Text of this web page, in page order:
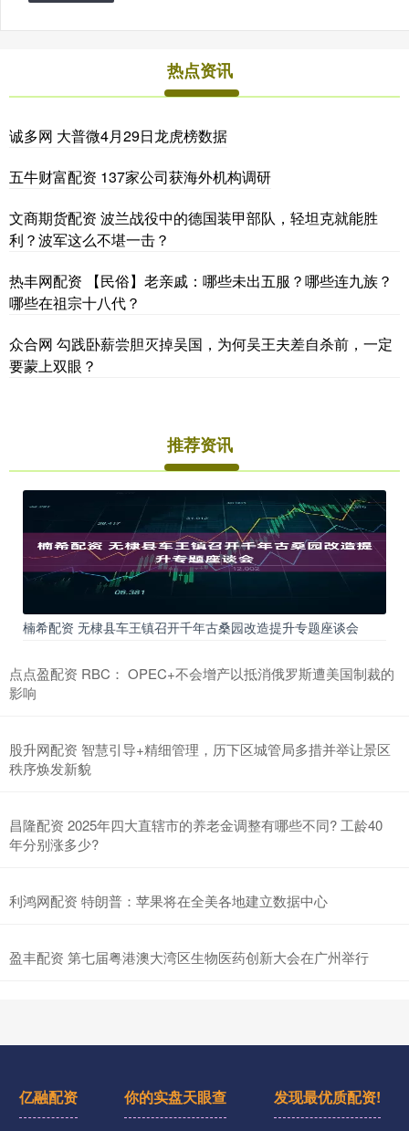
热点资讯
诚多网 大普微4月29日龙虎榜数据
五牛财富配资 137家公司获海外机构调研
文商期货配资 波兰战役中的德国装甲部队，轻坦克就能胜
利？波军这么不堪一击？
热丰网配资 【民俗】老亲戚：哪些未出五服？哪些连九族？
哪些在祖宗十八代？
众合网 勾践卧薪尝胆灭掉吴国，为何吴王夫差自杀前，一定
要蒙上双眼？
推荐资讯
楠希配资 无棣县车王镇召开千年古桑园改造提升专题座谈会
点点盈配资 RBC： OPEC+不会增产以抵消俄罗斯遭美国制裁的
影响
股升网配资 智慧引导+精细管理，历下区城管局多措并举让景区
秩序焕发新貌
昌隆配资 2025年四大直辖市的养老金调整有哪些不同? 工龄40
年分别涨多少?
利鸿网配资 特朗普：苹果将在全美各地建立数据中心
盈丰配资 第七届粤港澳大湾区生物医药创新大会在广州举行
亿融配资 你的实盘天眼查 发现最优质配资!